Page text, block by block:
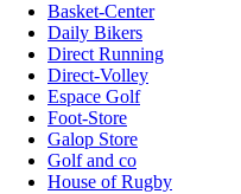
Basket-Center
Daily Bikers
Direct Running
Direct-Volley
Espace Golf
Foot-Store
Galop Store
Golf and co
House of Rugby